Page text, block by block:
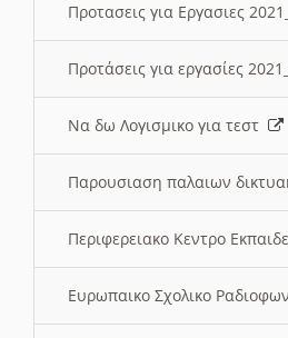
Προτασεις για Εργασιες
Προτάσεις για εργασίες
Να δω Λογισμικο για τεστ
Παρουσιαση παλαιων
Περιφερειακο Κεντρο
Ευρωπαικο Σχολικο